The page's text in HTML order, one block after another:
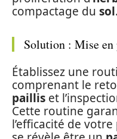
compactage du sol.
Solution : Mise en
Établissez une
comprenant le
paillis et
Cette routine
l’efficacité de